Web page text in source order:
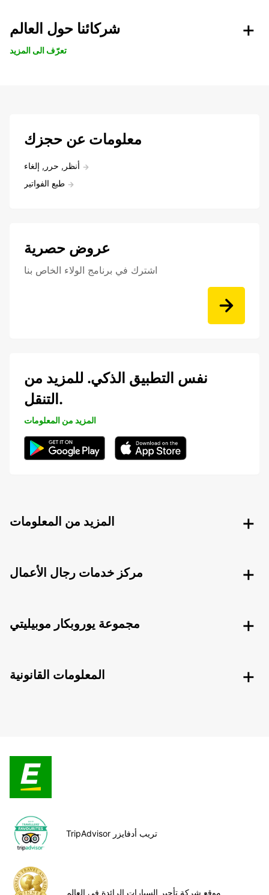
شركائنا حول العالم
تعرّف الى المزيد
معلومات عن حجزك
أنظر, حرر, إلغاء
طبع الفواتير
عروض حصرية
اشترك في برنامج الولاء الخاص بنا
نفس التطبيق الذكي. للمزيد من
التنقل.
المزيد من المعلومات
المزيد من المعلومات
مركز خدمات رجال الأعمال
مجموعة يوروبكار موبيليتي
المعلومات القانونية
TripAdvisor تريب أدفايزر
موقع شركة تأجير السيارات الرائدة في العالم